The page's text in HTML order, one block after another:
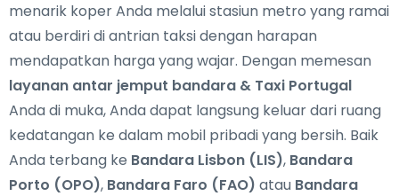
menarik koper Anda melalui stasiun metro yang ramai
atau berdiri di antrian taksi dengan harapan
mendapatkan harga yang wajar. Dengan memesan
layanan antar jemput bandara & Taxi Portugal
Anda di muka, Anda dapat langsung keluar dari ruang
kedatangan ke dalam mobil pribadi yang bersih. Baik
Anda terbang ke Bandara Lisbon (LIS), Bandara
Porto (OPO), Bandara Faro (FAO) atau Bandara